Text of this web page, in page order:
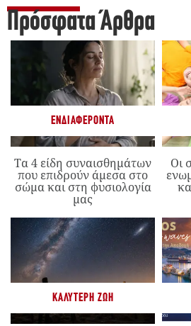
Πρόσφατα Άρθρα
ΕΝΔΙΑΦΈΡΟΝΤΑ
Τα 4 είδη συναισθημάτων
που επιδρούν άμεσα στο
σώμα και στη φυσιολογία
μας
Οι
ΚΑΛΎΤΕΡΗ ΖΩΉ